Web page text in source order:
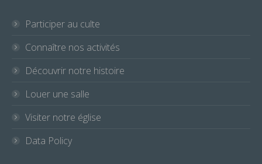
Participer au culte
Connaître nos activités
Découvrir notre histoire
Louer une salle
Visiter notre église
Data Policy